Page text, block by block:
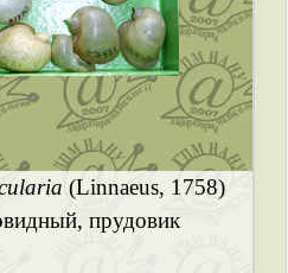
(Linnaeus, 1758)
прудовик